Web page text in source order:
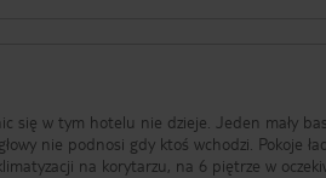
się w tym hotelu nie dzieje. Jeden mały
nie podnosi gdy ktoś wchodzi. Pokoje
na korytarzu, na 6 piętrze w